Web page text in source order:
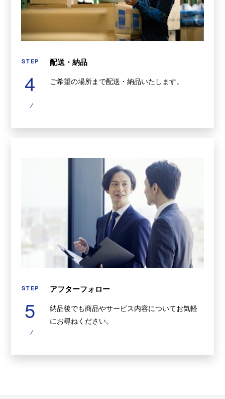
STEP
4
配送・納品
ご希望の場所まで配送・納品いたします。
STEP
5
アフターフォロー
納品後でも商品やサービス内容についてお気軽
にお尋ねください。